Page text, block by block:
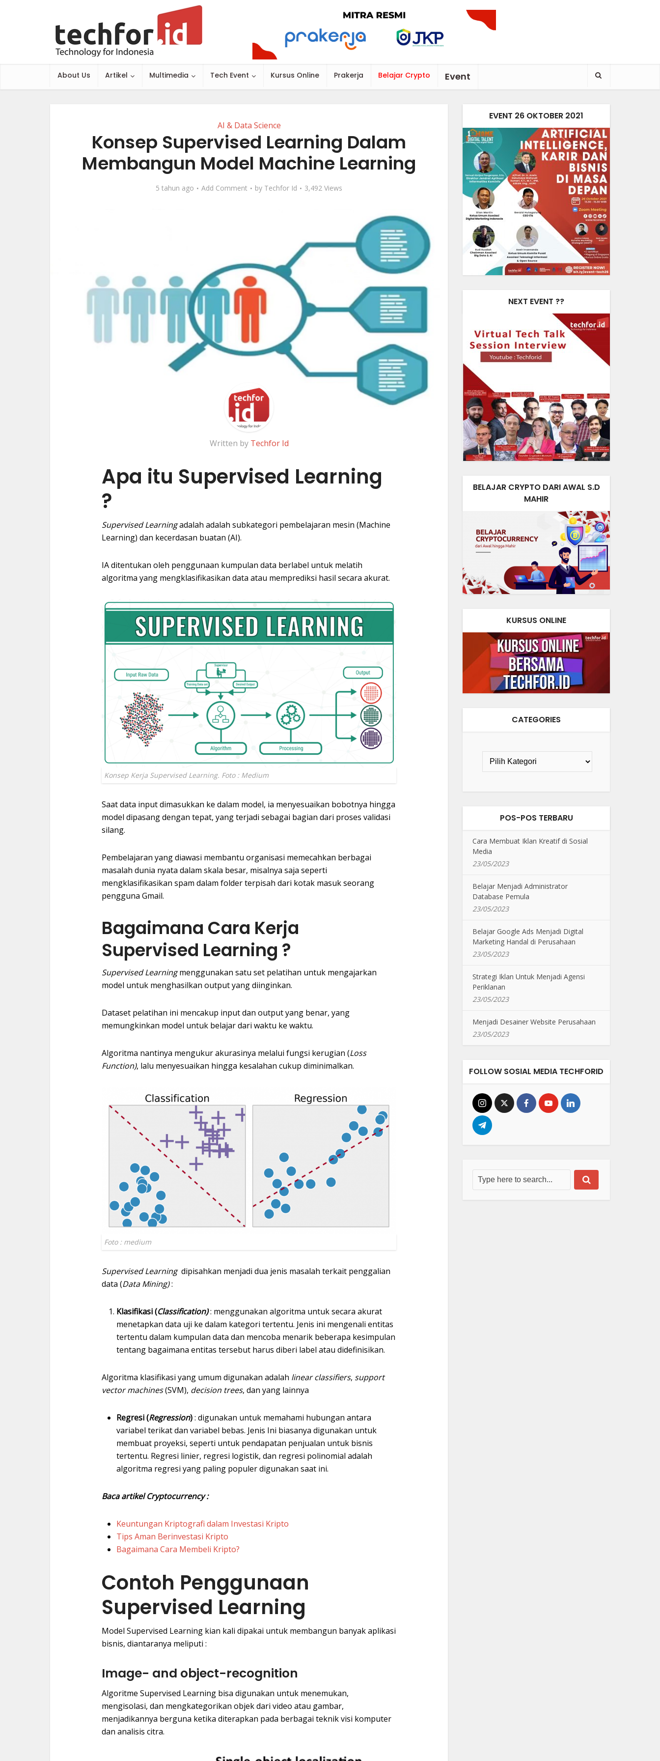
About Us Artikel Multimedia Tech Event Kursus Online Prakerja Belajar Crypto Event
AI & Data Science
Konsep Supervised Learning Dalam
Membangun Model Machine Learning
5 tahun ago Add Comment by Techfor Id 3,492 Views
Written by Techfor Id
Apa itu Supervised Learning
?
Supervised Learningadalah adalah subkategori pembelajaran mesin (Machine
Learning) dan kecerdasan buatan (AI).
IA ditentukan oleh penggunaan kumpulan data berlabel untuk melatih
algoritma yang mengklasifikasikan data atau memprediksi hasil secara akurat.
Konsep Kerja Supervised Learning. Foto : Medium
Saat data input dimasukkan ke dalam model, ia menyesuaikan bobotnya hingga
model dipasang dengan tepat, yang terjadi sebagai bagian dari proses validasi
silang.
Pembelajaran yang diawasi membantu organisasi memecahkan berbagai
masalah dunia nyata dalam skala besar, misalnya saja seperti
mengklasifikasikan spam dalam folder terpisah dari kotak masuk seorang
pengguna Gmail.
Bagaimana Cara Kerja
Supervised Learning ?
Supervised Learningmenggunakan satu set pelatihan untuk mengajarkan
model untuk menghasilkan output yang diinginkan.
Dataset pelatihan ini mencakup input dan output yang benar, yang
memungkinkan model untuk belajar dari waktu ke waktu.
Algoritma nantinya mengukur akurasinya melalui fungsi kerugian (Loss
Function), lalu menyesuaikan hingga kesalahan cukup diminimalkan.
Foto : medium
Supervised Learningdipisahkan menjadi dua jenis masalah terkait penggalian
data (Data Mining):
Klasifikasi (Classification): menggunakan algoritma untuk secara akurat
menetapkan data uji ke dalam kategori tertentu. Jenis ini mengenali entitas
tertentu dalam kumpulan data dan mencoba menarik beberapa kesimpulan
tentang bagaimana entitas tersebut harus diberi label atau didefinisikan.
Algoritma klasifikasi yang umum digunakan adalah linear classifiers, support
vector machines(SVM), decision trees, dan yang lainnya
Regresi (Regression): digunakan untuk memahami hubungan antara
variabel terikat dan variabel bebas. Jenis Ini biasanya digunakan untuk
membuat proyeksi, seperti untuk pendapatan penjualan untuk bisnis
tertentu. Regresi linier, regresi logistik, dan regresi polinomial adalah
algoritma regresi yang paling populer digunakan saat ini.
Baca artikel Cryptocurrency :
Keuntungan Kriptografi dalam Investasi Kripto
Tips Aman Berinvestasi Kripto
Bagaimana Cara Membeli Kripto?
Contoh Penggunaan
Supervised Learning
Model Supervised Learning kian kali dipakai untuk membangun banyak aplikasi
bisnis, diantaranya meliputi :
Image- and object-recognition
Algoritme Supervised Learning bisa digunakan untuk menemukan,
mengisolasi, dan mengkategorikan objek dari video atau gambar,
menjadikannya berguna ketika diterapkan pada berbagai teknik visi komputer
dan analisis citra.
EVENT 26 OKTOBER 2021
NEXT EVENT ??
BELAJAR CRYPTO DARI AWAL S.D
MAHIR
KURSUS ONLINE
CATEGORIES
POS-POS TERBARU
Cara Membuat Iklan Kreatif di Sosial
Media
23/05/2023
Belajar Menjadi Administrator
Database Pemula
23/05/2023
Belajar Google Ads Menjadi Digital
Marketing Handal di Perusahaan
23/05/2023
Strategi Iklan Untuk Menjadi Agensi
Periklanan
23/05/2023
Menjadi Desainer Website Perusahaan
23/05/2023
FOLLOW SOSIAL MEDIA TECHFORID